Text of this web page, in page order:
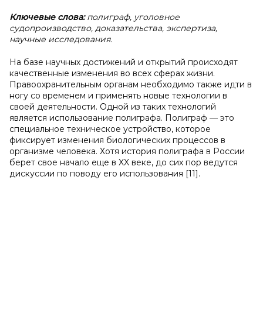
Ключевые слова:полиграф, уголовное
судопроизводство, доказательства, экспертиза,
научные исследования.
На базе научных достижений и открытий происходят
качественные изменения во всех сферах жизни.
Правоохранительным органам необходимо также идти в
ногу со временем и применять новые технологии в
своей деятельности. Одной из таких технологий
является использование полиграфа. Полиграф — это
специальное техническое устройство, которое
фиксирует изменения биологических процессов в
организме человека. Хотя история полиграфа в России
берет свое начало еще в XX веке, до сих пор ведутся
дискуссии по поводу его использования [11].